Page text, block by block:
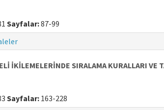
Sayfalar:87-99
İKİLEMELERİNDE SIRALAMA KURALLARI VE
Sayfalar: 163-228